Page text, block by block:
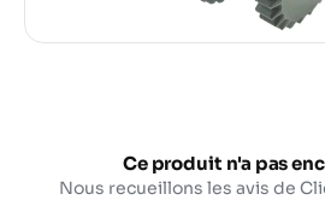
Ce produit n'a pas
Nous recueillons les avis de